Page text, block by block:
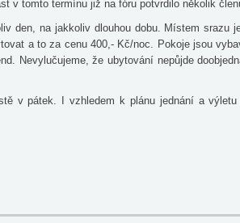
v tomto termínu již na fóru potvrdilo několik
den, na jakkoliv dlouhou dobu. Místem srazu
a to za cenu 400,- Kč/noc. Pokoje jsou
Nevylučujeme, že ubytování nepůjde
v pátek. I vzhledem k plánu jednání a